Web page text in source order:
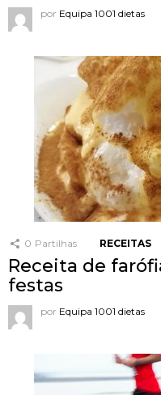
por Equipa 1001 dietas
0 Partilhas RECEITAS
Receita de
festas
por Equipa 1001 dietas